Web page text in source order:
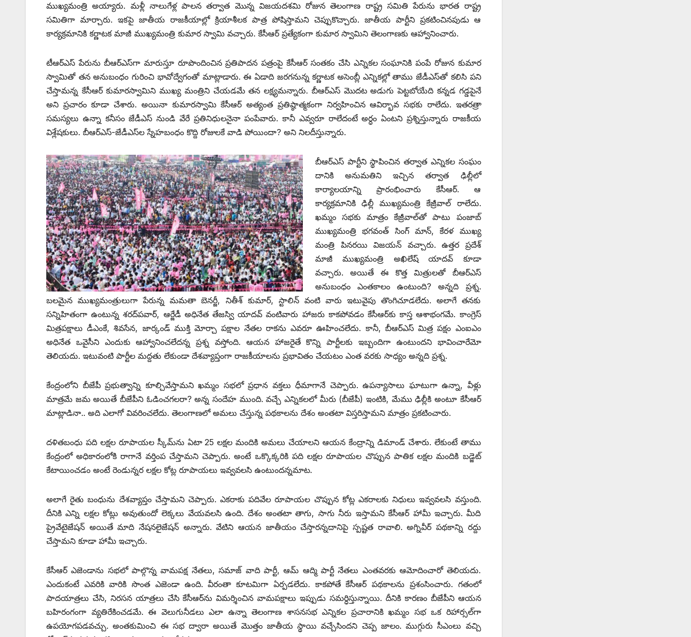
ముఖ్యమంత్రి అయ్యారు. మళ్లీ నాలుగేళ్ల పాలన తర్వాత మొన్న విజయదశమి రోజున తెలంగాణ రాష్ట్ర సమితి పేరును భారత రాష్ట్ర
సమితిగా మార్చారు. ఇకపై జాతీయ రాజకీయాల్లో క్రియాశీలక పాత్ర పోషిస్తామని చెప్పుకొచ్చారు. జాతీయ పార్టీని ప్రకటించినపుడు ఆ
కార్యక్రమానికి కర్ణాటక మాజీ ముఖ్యమంత్రి కుమార స్వామి వచ్చారు. కేసీఆర్‌ ‌ప్రత్యేకంగా కుమార స్వామిని తెలంగాణకు ఆహ్వానించారు.
టీఆర్‌ఎస్‌ ‌పేరును బీఆర్‌ఎస్‌గా మారుస్తూ రూపొందించిన ప్రతిపాదన పత్రంపై కేసీఆర్‌ ‌సంతకం చేసి ఎన్నికల సంఘానికి పంపే రోజున కుమార
స్వామితో తన అనుబంధం గురించి భావోద్వేగంతో మాట్లాడారు. ఈ ఏడాది జరగనున్న కర్ణాటక అసెంబ్లీ ఎన్నికల్లో తాము జేడీఎస్‌తో కలిసి పని
చేస్తామన్న కేసీఆర్‌ ‌కుమారస్వామిని ముఖ్య మంత్రిని చేయడమే తన లక్ష్యమన్నారు. బీఆర్‌ఎస్‌ ‌మొదట అడుగు పెట్టబోయేది కన్నడ గడ్డపైనే
అని ప్రచారం కూడా చేశారు. అయినా కుమారస్వామి కేసీఆర్‌ అత్యంత ప్రతిష్ఠాత్మకంగా నిర్వహించిన ఆవిర్భావ సభకు రాలేదు. ఇతరత్రా
సమస్యలు ఉన్నా కనీసం జేడీఎస్‌ ‌నుండి వేరే ప్రతినిధులనైనా పంపేవారు. కానీ ఎవ్వరూ రాలేదంటే అర్ధం ఏంటని ప్రశ్నిస్తున్నారు రాజకీయ
విశ్లేషకులు. బీఆర్‌ఎస్‌-‌జేడీఎస్‌ల స్నేహబంధం కొద్ది రోజులకే వాడి పోయిందా? అని నిలదీస్తున్నారు.
బీఆర్‌ఎస్‌ ‌పార్టీని స్థాపించిన తర్వాత ఎన్నికల సంఘం
దానికి అనుమతిని ఇచ్చిన తర్వాత ఢిల్లీలో
కార్యాలయాన్ని ప్రారంభించారు కేసీఆర్‌. ఆ
‌కార్యక్రమానికి ఢిల్లీ ముఖ్యమంత్రి కేజ్రీవాల్‌ ‌రాలేదు.
ఖమ్మం సభకు మాత్రం కేజ్రీవాల్‌తో పాటు పంజాబ్‌
‌ముఖ్యమంత్రి భగవంత్‌ ‌సింగ్‌ ‌మాన్‌, ‌కేరళ ముఖ్య
మంత్రి పినరయి విజయన్‌ ‌వచ్చారు. ఉత్తర ప్రదేశ్‌
‌మాజీ ముఖ్యమంత్రి అఖిలేష్‌ ‌యాదవ్‌ ‌కూడా
వచ్చారు. అయితే ఈ కొత్త మిత్రులతో బీఆర్‌ఎస్‌
అనుబంధం ఎంతకాలం ఉంటుంది? అన్నది ప్రశ్న.
బలమైన ముఖ్యమంత్రులుగా పేరున్న మమతా బెనర్జీ, నితీశ్‌ ‌కుమార్‌, ‌స్టాలిన్‌ ‌వంటి వారు ఇటువైపు తొంగిచూడలేదు. అలాగే తనకు
సన్నిహితంగా ఉంటున్న శరద్‌పవార్‌, ఆర్జేడీ అధినేత తేజస్వి యాదవ్‌ ‌వంటివారు హాజరు కాకపోవడం కేసీఆర్‌కు కాస్త ఆశాభంగమే. కాంగ్రెస్‌
‌మిత్రపక్షాలు డీఎంకే, శివసేన, జార్కండ్‌ ‌ముక్తి మోర్చా పక్షాల నేతల రాకను ఎవరూ ఊహించలేదు. కానీ, బీఆర్‌ఎస్‌ ‌మిత్ర పక్షం ఎంఐఎం
అధినేత ఒవైసీని ఎందుకు ఆహ్వానించలేదన్న ప్రశ్న వస్తోంది. ఆయన హాజరైతే కొన్ని పార్టీలకు ఇబ్బందిగా ఉంటుందని భావించారేమో
తెలియదు. ఇటువంటి పార్టీల మద్దతు లేకుండా దేశవ్యాప్తంగా రాజకీయాలను ప్రభావితం చేయటం ఎంత వరకు సాధ్యం అన్నది ప్రశ్న.
కేంద్రంలోని బీజేపీ ప్రభుత్వాన్ని కూల్చివేస్తామని ఖమ్మం సభలో ప్రధాన వక్తలు ధీమాగానే చెప్పారు. ఉపన్యాసాలు ఘాటుగా ఉన్నా, వీళ్లు
మాత్రమే జమ అయితే బీజేపీని ఓడించగలరా? అన్న సందేహ ముంది. వచ్చే ఎన్నికలలో మీరు (బీజేపీ) ఇంటికి, మేము ఢిల్లీకి అంటూ కేసీఆర్‌
‌మాట్లాడినా.. అది ఎలాగో వివరించలేదు. తెలంగాణలో అమలు చేస్తున్న పథకాలను దేశం అంతటా విస్తరిస్తామని మాత్రం ప్రకటించారు.
దళితబంధు పది లక్షల రూపాయల స్కీమ్‌ను ఏటా 25 లక్షల మందికి అమలు చేయాలని ఆయన కేంద్రాన్ని డిమాండ్‌ ‌చేశారు. లేకుంటే తాము
కేంద్రంలో అధికారంలోకి రాగానే వర్తింప చేస్తామని చెప్పారు. అంటే ఒక్కొక్కరికి పది లక్షల రూపాయల చొప్పున పాతిక లక్షల మందికి బడ్జెట్‌
‌కేటాయించడం అంటే రెండున్నర లక్షల కోట్ల రూపాయలు ఇవ్వవలసి ఉంటుందన్నమాట.
అలాగే రైతు బంధును దేశవ్యాప్తం చేస్తామని చెప్పారు. ఎకరాకు పదివేల రూపాయల చొప్పున కోట్ల ఎకరాలకు నిధులు ఇవ్వవలసి వస్తుంది.
దీనికి ఎన్ని లక్షల కోట్లు అవుతుందో లెక్కలు వేయవలసి ఉంది. దేశం అంతటా తాగు, సాగు నీరు ఇస్తామని కేసీఆర్‌ ‌హామీ ఇచ్చారు. మీది
ప్రైవేటైజేషన్‌ అయితే మాది నేషనలైజేషన్‌ అన్నారు. వేటిని ఆయన జాతీయం చేస్తారన్నదానిపై స్పష్టత రావాలి. అగ్నివీర్‌ ‌పథకాన్ని రద్దు
చేస్తామని కూడా హామీ ఇచ్చారు.
కేసీఆర్‌ ఎజెండాను సభలో పాల్గొన్న వామపక్ష నేతలు, సమాజ్‌ ‌వాది పార్టీ, ఆమ్‌ ఆద్మి పార్టీ నేతలు ఎంతవరకు ఆమోదించారో తెలియదు.
ఎందుకంటే ఎవరికి వారికి సొంత ఎజెండా ఉంది. వీరంతా కూటమిగా ఏర్పడలేదు. కాకపోతే కేసీఆర్‌ ‌పథకాలను ప్రశంసించారు. గతంలో
పాదయాత్రలు చేసి, నిరసన యాత్రలు చేసి కేసీఆర్‌ను విమర్శించిన వామపక్షాలు ఇప్పుడు సమర్ధిస్తున్నాయి. దీనికి కారణం బీజేపీని ఆయన
బహిరంగంగా వ్యతిరేకించడమే. ఈ వెలుగునీడలు ఎలా ఉన్నా తెలంగాణ శాసనసభ ఎన్నికల ప్రచారానికి ఖమ్మం సభ ఒక రిహార్సల్‌గా
ఉపయోగపడవచ్చు. అంతకుమించి ఈ సభ ద్వారా అయితే మొత్తం జాతీయ స్థాయి వచ్చేసిందని చెప్ప జాలం. ముగ్గురు సీఎంలు వచ్చి